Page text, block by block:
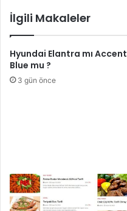
İlgili Makaleler
Hyundai Elantra mı Accent
Blue mu ?
3 gün önce